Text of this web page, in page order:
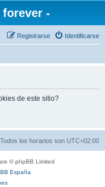
forever -
Identificarse
Registrarse
de este sitio?
Todos los horarios son UTC+02:00
© phpBB Limited
España